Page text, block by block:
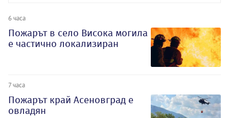
6 часа
Пожарът в село Висока могила
е частично локализиран
7 часа
Пожарът край Асеновград е
овладян